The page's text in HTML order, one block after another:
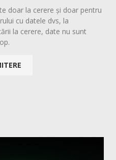
doar la cerere și doar pentru
cu datele dvs, la
la cerere, date nu sunt